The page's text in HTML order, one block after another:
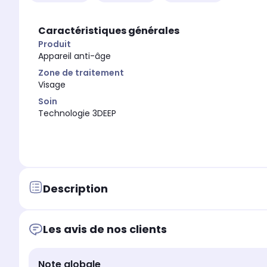
1072 nm)
Caractéristiques générales
Produit
Appareil anti-âge
Zone de traitement
Visage
Soin
Technologie 3DEEP
Description
Les avis de nos clients